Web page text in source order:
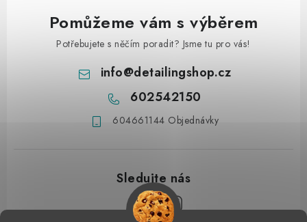
Pomůžeme vám s výběrem
Potřebujete s něčím poradit? Jsme tu pro vás!
info@detailingshop.cz
602542150
604661144 Objednávky